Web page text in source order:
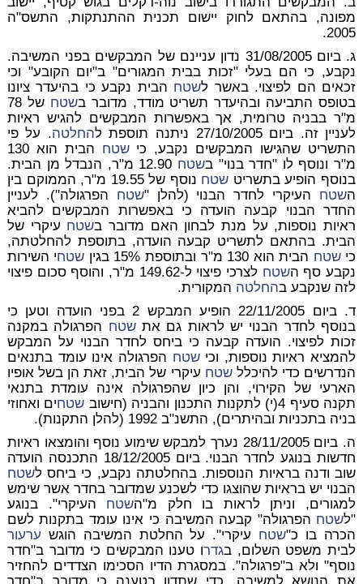
מפונה, בהתאם לחוק יישום תכנית ההתנתקות, התשס"ה
2005.
ג. ביום 31/08/2005 נדון עניינם של המבקשים בפני המשיבה.
נקבע, כי הם בעלי "זכות בבית המגורים" ב"יום הקובע" וכי
זכאים הם לפיצוי. באשר לשטח הבית נקבע כי בהיעדר ציונו
בטופס התביעה ובהיעדר תשריט מודד, מדובר בשטח
של 78
מ"ר בבניה טרומית, אך באפשרות המבקשים להגיש ראיות
לעניין זה. ביום 27/10/2005 ניתנה תוספת ל
החלטה. על פי
התשריט שהגישו המבקשים נקבע, כישטח
הבית הוא 130
מ"ר ונוסף לו "חדר בנוי" בשטח
12.90 מ"ר, הנבדל מן הבית.
בנוסף הופיע בתשריט שטח
נוסף של 19.55 מ"ר, הממוקם בין
השטח העיקרי לחדר הבנוי (להלן "שטח הפרגולה"). לעניין
החדר הבנוי קבעה הועדה כי באפשרות המבקשים להביא
ראיות נוספות, על מנת לבחון האם מדובר בשטח עיקרי של
הבית. בהתאם לתשריט קבעה הועדה, בתוספת להחלטתה,
כישטח הבית הוא 130 מ"ר ובתוספת 15% בגין שטחי השירות
נקבע סף השטח
לצרכי פיצוי ל-149.62 מ"ר, והוסף סכום פיצוי
לזה שנקבע בהחלטה המקורית.
ד. ביום 22/11/2005 הופיע המבקש 2 בפני הועדה וטען כי
בנוסף לחדר הבנוי יש לראות גם אתשטח הפרגולה במקנה
זכות לפיצוי. הועדה קבעה כי ביחס לחדר הבנוי על המבקש
להמציא ראיות נוספות, וכישטח הפרגולה אינו עומד בתנאים
הנדרשים כדי להיכללשטח עיקרי של הבית, זאת הן בשל אופיו
הארעי של הקירוי, והן כיון שהפרגולה אינה עומדת בתנאי
תקנה סעיף 4(י) לתקנות התכנון והבניה (חישוב
שטחים ואחוזי
בניה בתכניות ובהיתרים), התשנ"ב 1992 (להלן התקנות).
ה. ביום 28/11/2005 נערך למבקש שימוע נוסף והומצאו ראיות
חדשות בנוגע לחדר הבנוי. ביום 18/12/2005 התכנסה הועדה
שוב ודנה בראיות הנוספות. בהחלטתה נקבע, כי ביחס לשטח
הבנוי יש בראיות שהוצגו כדי לשכנע שמדובר בחדר אשר שימש
למגורים, וניתן לראות בו חלק מ"השטח העיקרי". בנוגע
"לשטח הפרגולה" קבעה המשיבה כי אינו עומד בתקנות לשם
הכרה בו כ"שטח עיקרי". על החלטת המשיבה הוגש ערעור
לבית משפט השלום, בגדרו טענו המבקשים כי מדובר ב"חדר
נוסף" ולא ב"פרגולה". במסגרת הדיו הסכימו הצדדים להחזיר
את הנושא למשיבה, כדי שתדון בטענה כי מדובר ב"חדר